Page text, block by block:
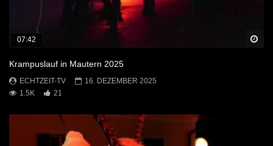
07:42
Krampuslauf in Mautern 2025
ECHTZEIT-TV
16. DEZEMBER 2025
1.5K
21